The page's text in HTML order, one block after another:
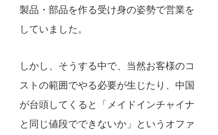
製品・部品を作る受け身の姿勢で営業を
していました。
しかし、そうする中で、当然お客様のコ
ストの範囲でやる必要が生じたり、中国
が台頭してくると「メイドインチャイナ
と同じ値段でできないか」というオファ